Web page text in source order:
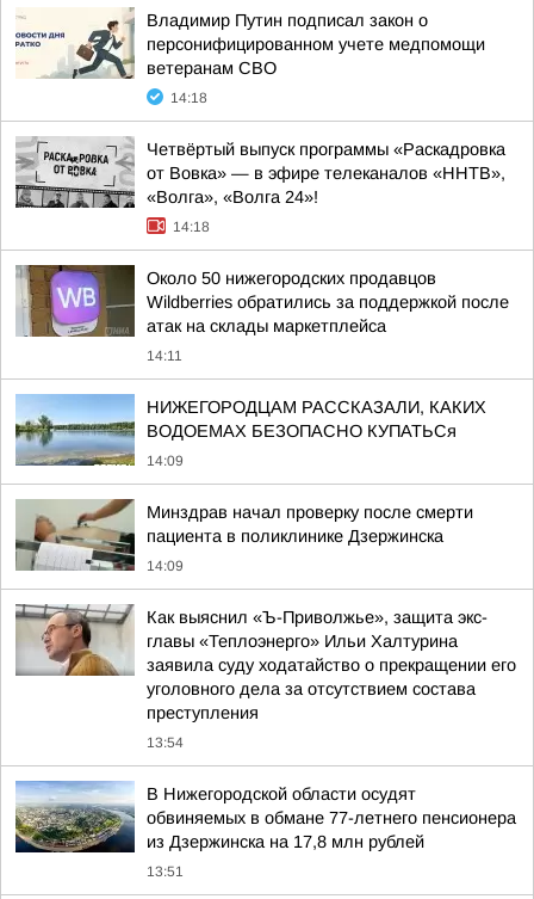
Владимир Путин подписал закон о
персонифицированном учете медпомощи
ветеранам СВО
14:18
Четвёртый выпуск программы «Раскадровка
от Вовка» — в эфире телеканалов «ННТВ»,
«Волга», «Волга 24»!
14:18
Около 50 нижегородских продавцов
Wildberries обратились за поддержкой после
атак на склады маркетплейса
14:11
НИЖЕГОРОДЦАМ РАССКАЗАЛИ, КАКИХ
ВОДОЕМАХ БЕЗОПАСНО КУПАТЬСя
14:09
Минздрав начал проверку после смерти
пациента в поликлинике Дзержинска
14:09
Как выяснил «Ъ-Приволжье», защита экс-
главы «Теплоэнерго» Ильи Халтурина
заявила суду ходатайство о прекращении его
уголовного дела за отсутствием состава
преступления
13:54
В Нижегородской области осудят
обвиняемых в обмане 77-летнего пенсионера
из Дзержинска на 17,8 млн рублей
13:51